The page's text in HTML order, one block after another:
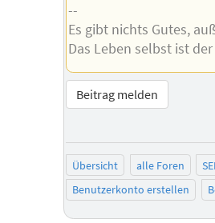
--
Es gibt nichts Gutes,
Das Leben selbst ist
Beitrag melden
Übersicht alle Foren
Benutzerkonto erstellen